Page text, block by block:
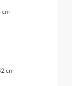
cm
cm